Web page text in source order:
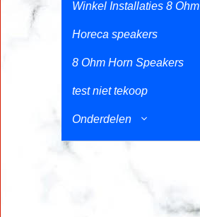
Winkel Installaties 8 Ohm
Horeca speakers
8 Ohm Horn Speakers
test niet tekoop
Onderdelen